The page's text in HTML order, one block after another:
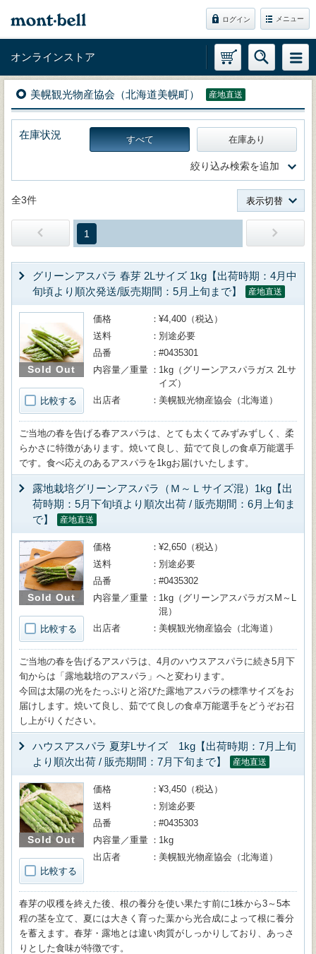
ログイン メニュー
オンラインストア
美幌観光物産協会（北海道美幌町） 産地直送
在庫状況 すべて 在庫あり
絞り込み検索を追加
全3件 表示切替
1
グリーンアスパラ 春芽 2Lサイズ 1kg【出荷時期：4月中
旬頃より順次発送/販売期間：5月上旬まで】
産地直送
Sold Out
比較する
価格
¥4,400（税込）
送料
別途必要
品番
#0435301
内容量／重量
1kg（グリーンアスパラガス 2Lサ
イズ）
出店者
美幌観光物産協会（北海道）
ご当地の春を告げる春アスパラは、とても太くてみずみずしく、柔
らかさに特徴があります。焼いて良し、茹でて良しの食卓万能選手
です。食べ応えのあるアスパラを1kgお届けいたします。
露地栽培グリーンアスパラ（Ｍ～Ｌサイズ混）1kg【出
荷時期：5月下旬頃より順次出荷 / 販売期間：6月上旬ま
で】
産地直送
Sold Out
比較する
価格
¥2,650（税込）
送料
別途必要
品番
#0435302
内容量／重量
1kg（グリーンアスパラガスM～L
混）
出店者
美幌観光物産協会（北海道）
ご当地の春を告げるアスパラは、4月のハウスアスパラに続き5月下
旬からは「露地栽培のアスパラ」へと変わります。
今回は太陽の光をたっぷりと浴びた露地アスパラの標準サイズをお
届けします。焼いて良し、茹でて良しの食卓万能選手をどうぞお召
し上がりください。
ハウスアスパラ 夏芽Lサイズ 1kg【出荷時期：7月上旬
より順次出荷 / 販売期間：7月下旬まで】
産地直送
Sold Out
比較する
価格
¥3,450（税込）
送料
別途必要
品番
#0435303
内容量／重量
1kg
出店者
美幌観光物産協会（北海道）
春芽の収穫を終えた後、根の養分を使い果たす前に1株から3～5本
程の茎を立て、夏には大きく育った葉から光合成によって根に養分
を蓄えます。春芽・露地とは違い肉質がしっかりしており、あっさ
りとした食味が特徴です。